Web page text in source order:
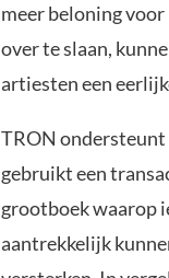
meer beloning
over te slaan,
artiesten een
TRON ondersteunt
gebruikt een
grootboek waarop
aantrekkelijk